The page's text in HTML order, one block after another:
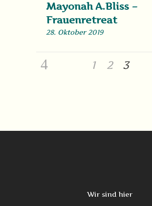
Mayonah A.Bliss –
Frauenretreat
28. Oktober 2019
1 2 3
Wir sind hier